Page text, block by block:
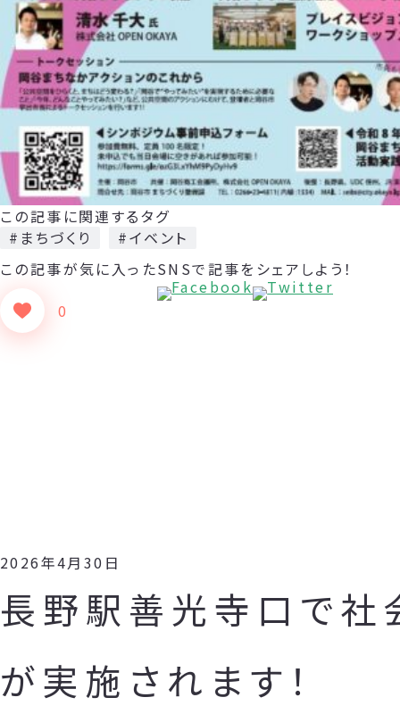
この記事に関連するタグ
#まちづくり
#イベント
この記事が気に入った
0
SNSで記事をシェアしよう！
2026年4月30日
長野駅善光寺口で社
が実施されます！